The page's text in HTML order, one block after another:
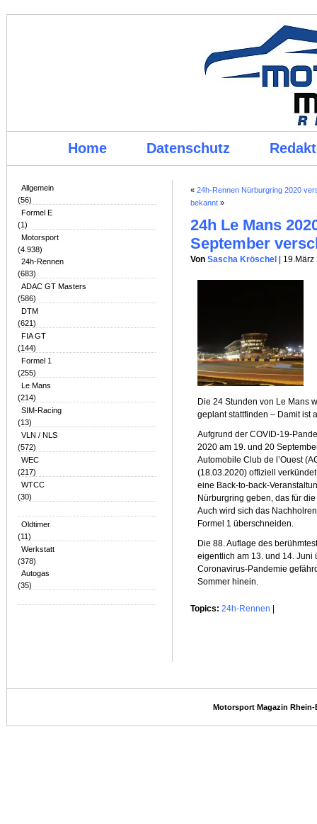
Home Datenschutz
Allgemein
(56)
Formel E
(1)
Motorsport
(4.938)
24h-Rennen
(683)
ADAC GT Masters
(586)
DTM
(621)
FIA GT
(144)
Formel 1
(255)
Le Mans
(214)
SIM-Racing
(13)
VLN / NLS
(572)
WEC
(217)
WTCC
(30)
Oldtimer
(11)
Werkstatt
(378)
Autogas
(35)
« 24h-Rennen Nürburgring 2020
bekannt »
24h Le Mans
September
Von Sascha Kröschel |
Die 24 Stunden von Le Mans
geplant stattfinden – Damit ist
Aufgrund der COVID-19-
2020 am 19. und 20
Automobile Club de l’Ouest
(18.03.2020) offiziell
eine Back-to-back-
Nürburgring geben, das für
Auch wird sich das
Formel 1 überschneiden.
Die 88. Auflage des
eigentlich am 13. und 14. Juni
Coronavirus-Pandemie
Sommer hinein.
Topics: 24h-Rennen
Motorsport Magazin Rhein-